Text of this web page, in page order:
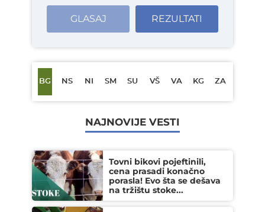
GLASAJ REZULTATI
BG NS NI SM SU VŠ VA KG ZA
NAJNOVIJE VESTI
Tovni bikovi pojeftinili,
cena prasadi konačno
porasla! Evo šta se dešava
na tržištu stoke...